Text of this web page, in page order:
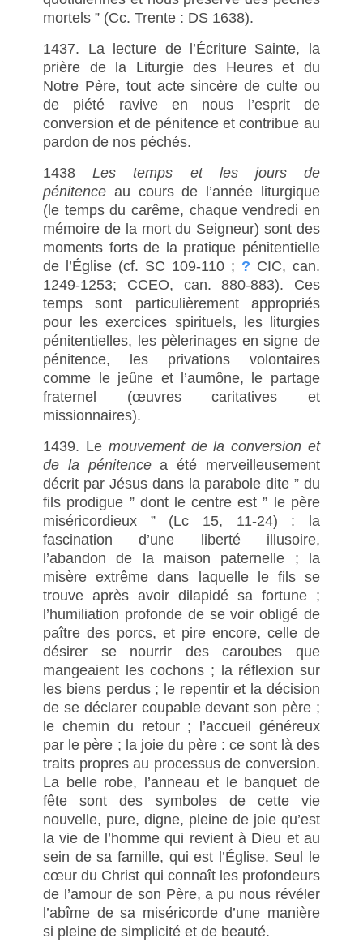
mortels ” (Cc. Trente : DS 1638).
1437. La lecture de l’Écriture Sainte, la
prière de la Liturgie des Heures et du
Notre Père, tout acte sincère de culte ou
de piété ravive en nous l’esprit de
conversion et de pénitence et contribue au
pardon de nos péchés.
1438 Les temps et les jours de
pénitence au cours de l’année liturgique
(le temps du carême, chaque vendredi en
mémoire de la mort du Seigneur) sont des
moments forts de la pratique pénitentielle
de l’Église (cf. SC 109-110 ; ? CIC, can.
1249-1253; CCEO, can. 880-883). Ces
temps sont particulièrement appropriés
pour les exercices spirituels, les liturgies
pénitentielles, les pèlerinages en signe de
pénitence, les privations volontaires
comme le jeûne et l’aumône, le partage
fraternel (œuvres caritatives et
missionnaires).
1439. Le mouvement de la conversion et
de la pénitencea été merveilleusement
décrit par Jésus dans la parabole dite ” du
fils prodigue ” dont le centre est ” le père
miséricordieux ” (Lc 15, 11-24) : la
fascination d’une liberté illusoire,
l’abandon de la maison paternelle ; la
misère extrême dans laquelle le fils se
trouve après avoir dilapidé sa fortune ;
l’humiliation profonde de se voir obligé de
paître des porcs, et pire encore, celle de
désirer se nourrir des caroubes que
mangeaient les cochons ; la réflexion sur
les biens perdus ; le repentir et la décision
de se déclarer coupable devant son père ;
le chemin du retour ; l’accueil généreux
par le père ; la joie du père : ce sont là des
traits propres au processus de conversion.
La belle robe, l’anneau et le banquet de
fête sont des symboles de cette vie
nouvelle, pure, digne, pleine de joie qu’est
la vie de l’homme qui revient à Dieu et au
sein de sa famille, qui est l’Église. Seul le
cœur du Christ qui connaît les profondeurs
de l’amour de son Père, a pu nous révéler
l’abîme de sa miséricorde d’une manière
si pleine de simplicité et de beauté.